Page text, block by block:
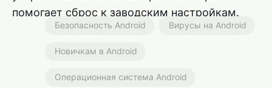
помогает сброс к заводским настройкам.
Безопасность Android Вирусы на Android
Новичкам в Android
Операционная система Android